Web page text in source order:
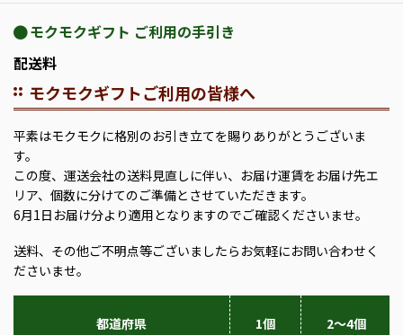
モクモクギフト ご利用の手引き
配送料
モクモクギフトご利用の皆様へ
平素はモクモクに格別のお引き立てを賜りありがとうございま
す。
この度、運送会社の送料見直しに伴い、お届け運賃をお届け先エ
リア、個数に分けてのご準備とさせていただきます。
6月1日お届け分より適用となりますのでご確認くださいませ。
送料、その他ご不明点等ございましたらお気軽にお問い合わせく
ださいませ。
都道府県 1個 2～4個